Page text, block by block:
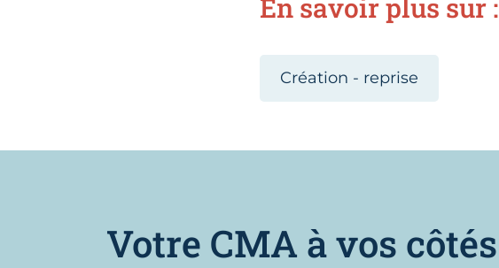
En savoir plus sur :
Création - reprise
Votre CMA à vos côtés